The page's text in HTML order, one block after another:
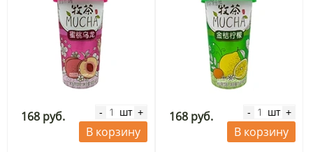
168 руб. - шт +
В корзину
168 руб. - шт +
В корзину